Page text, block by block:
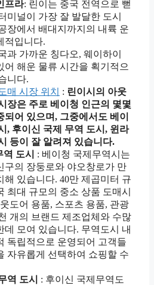
프라: 린이는 중국 전역으로 뻗
미널이 가장 잘 발달한 도시
장에서 배대지까지의 내륙 운
적입니다.
과 가까운 칭다오, 웨이하이
어 해운 물류 시간을 획기적으
니다.
매 시장 위치
: 린이시의 아웃
장은 주로 베이청 인근의 몇몇
되어 있으며, 그중에서도 베이
, 후이신 국제 무역 도시, 윈라
등이 잘 알려져 있습니다.
도시
: 베이청 국제무역시는
구의 장둥로와 야오창로가 만
해 있습니다. 40만 제곱미터 규
최대 규모의 중소 상품 도매시
도어 용품, 스포츠 용품, 관광
개의 브랜드 제조업체와 수많
데 모여 있습니다. 무역도시 내
독립적으로 운영되어 고객들
자유롭게 선택하여 쇼핑할 수
역 도시
: 후이신 국제무역도